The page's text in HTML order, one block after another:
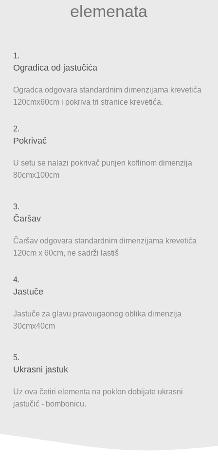
elemenata
1.
Ogradica od jastučića
Ogradca odgovara standardnim dimenzijama krevetića
120cmx60cm i pokriva tri stranice krevetića.
2.
Pokrivač
U setu se nalazi pokrivač punjen koflinom dimenzija
80cmx100cm
3.
Čaršav
Čaršav odgovara standardnim dimenzijama krevetića
120cm x 60cm, ne sadrži lastiš
4.
Jastuče
Jastuče za glavu pravougaonog oblika dimenzija
30cmx40cm
5.
Ukrasni jastuk
Uz ova četiri elementa na poklon dobijate ukrasni
jastučić - bombonicu.